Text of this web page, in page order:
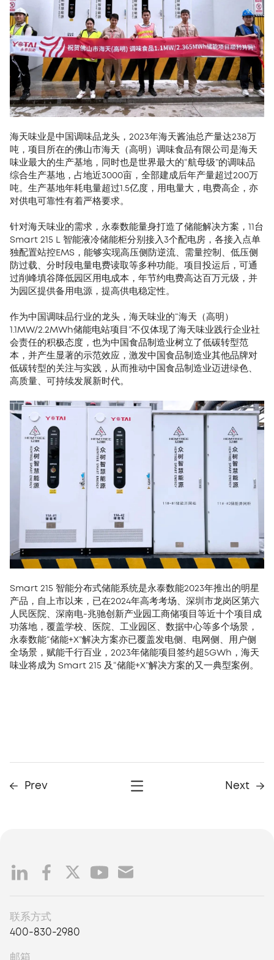
海天味业是中国调味品龙头，2023年海天酱油总产量达238万
吨，项目所在的佛山市海天（高明）调味食品有限公司是海天
味业最大的生产基地，同时也是世界最大的“航母级”的调味品
综合生产基地，占地近3000亩，全部建成后年产量超过200万
吨。生产基地年耗电量超过1.5亿度，用电量大，电费高企，亦
对供电可靠性有着严格要求。
针对海天味业的需求，永泰数能量身打造了储能解决方案，11台
Smart 215 L 智能液冷储能柜分别接入3个配电房，各接入点单
独配置站控EMS，能够实现高压侧防逆流、需量控制、低压侧
防过载、分时段电量电费读取等多种功能。项目投运后，可通
过削峰填谷降低园区用电成本，年节约电费高达百万元级，并
为园区提供备用电源，提高供电稳定性。
作为中国调味品行业的龙头，海天味业的“海天（高明）
1.1MW/2.2MWh储能电站项目”不仅体现了海天味业践行企业社
会责任的积极态度，也为中国食品制造业树立了低碳转型范
本，并产生显著的示范效应，激发中国食品制造业其他品牌对
低碳转型的关注与实践，从而推动中国食品制造业迈进绿色、
高质量、可持续发展新时代。
Smart 215 智能分布式储能系统是永泰数能2023年推出的明星
产品，自上市以来，已在2024年高考考场、深圳市龙岗区第六
人民医院、深南电-兆驰创新产业园工商储项目等近十个项目成
功落地，覆盖学校、医院、工业园区、数据中心等多个场景，
永泰数能“储能+X”解决方案亦已覆盖发电侧、电网侧、用户侧
全场景，赋能千行百业，2023年储能项目签约超5GWh，海天
味业将成为 Smart 215 及“储能+X”解决方案的又一典型案例。
Prev Next
联系方式
400-830-2980
邮箱